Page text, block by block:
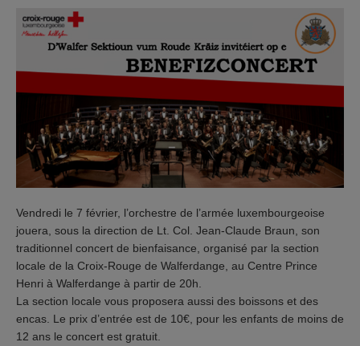
Vendredi le 7 février, l’orchestre de l’armée luxembourgeoise
jouera, sous la direction de Lt. Col. Jean-Claude Braun, son
traditionnel concert de bienfaisance, organisé par la section
locale de la Croix-Rouge de Walferdange, au Centre Prince
Henri à Walferdange à partir de 20h.
La section locale vous proposera aussi des boissons et des
encas. Le prix d’entrée est de 10€, pour les enfants de moins de
12 ans le concert est gratuit.